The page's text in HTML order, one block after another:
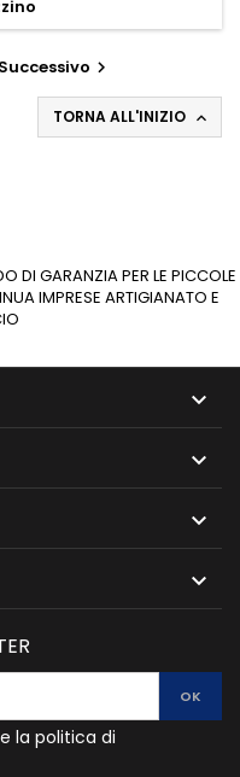
Successivo 
TORNA ALL'INIZIO 
DI GARANZIA PER LE PICCOLE
IMPRESE ARTIGIANATO E




la politica di